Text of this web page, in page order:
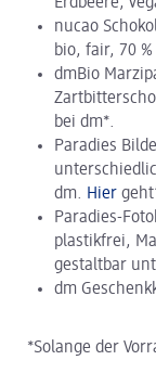
nucao
bio, fair, 70
dmBio
bei dm*.
Paradies
dm. Hier
Paradies-
plastikfrei,
gestaltbar
dm
*Solange der